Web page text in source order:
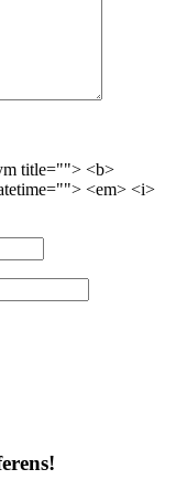
title=""> <b>
<em> <i>